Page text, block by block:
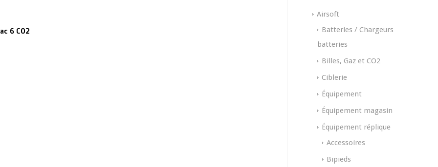
6 CO2
Airsoft
Batteries / Chargeurs
batteries
Billes, Gaz et CO2
Ciblerie
Équipement
Équipement magasin
Équipement réplique
Accessoires
Bipieds